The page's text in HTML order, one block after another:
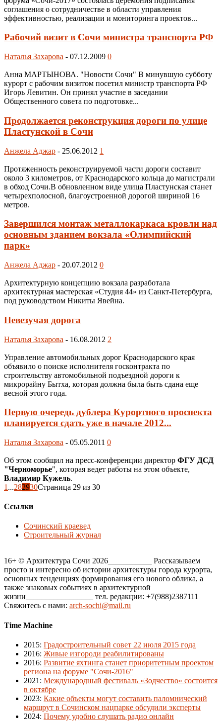
соглашения о сотрудничестве в области управления
эффективностью, реализации и мониторинга проектов...
Рабочий визит в Сочи министра транспорта РФ
Наталья Захарова - 07.12.2009 0
Анна МАРТЫНОВА. "Новости Сочи" В минувшую субботу
курорт с рабочим визитом посетил министр транспорта РФ
Игорь Левитин. Он принял участие в заседании
Общественного совета по подготовке...
Продолжается реконструкция дороги по улице
Пластунской в Сочи
Анжела Аджар - 25.06.2012 1
Протяженность реконструируемой части дороги составит
около 3 километров, от Краснодарского кольца до магистрали
в обход Сочи.В обновленном виде улица Пластунская станет
четырехполосной, благоустроенной дорогой шириной 16
метров.
Завершился монтаж металлокаркаса кровли над
основным зданием вокзала «Олимпийский
парк»
Анжела Аджар - 20.07.2012 0
Архитектурную концепцию вокзала разработала
архитектурная мастерская «Студия 44» из Санкт-Петербурга,
под руководством Никиты Явейна.
Невезучая дорога
Наталья Захарова - 16.08.2012 2
Управление автомобильных дорог Краснодарского края
объявило о поиске исполнителя госконтракта по
строительству автомобильной подъездной дороги к
микрорайну Бытха, которая должна была быть сдана еще
весной этого года.
Первую очередь дублера Курортного проспекта
планируется сдать уже в начале 2012...
Наталья Захарова - 05.05.2011 0
Об этом сообщил на пресс-конференции директор ФГУ ДСД
"Черноморье", которая ведет работы на этом объекте,
Владимир Кужель.
1 ...282930Страница 29 из 30
Ссылки
Сочинский краевед
Строительный журнал
16+ © Архитектура Сочи 2026___________ Рассказываем
просто и интересно об истории архитектуры города курорта,
основных тенденциях формирования его нового облика, а
также знаковых событиях в архитектурной
жизни_________________ тел. редакции: +7(988)2387111
Свяжитесь с нами: arch-sochi@mail.ru
Time Machine
2015: Градостроительный совет 22 июля 2015 года
2016: Живые изгороди реабилитированы
2016: Развитие яхтинга станет приоритетным проектом
региона на форуме "Сочи-2016"
2021 : Международный фестиваль «Зодчество» состоится
в октябре
2023: Какие объекты могут составить паломнический
маршрут в Сочинском нацпарке обсудили эксперты
2024: Почему удобно слушать радио онлайн